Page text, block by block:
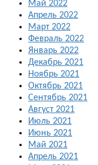
Май 2022
Апрель 2022
Март 2022
Февраль 2022
Январь 2022
Декабрь 2021
Ноябрь 2021
Октябрь 2021
Сентябрь 2021
Август 2021
Июль 2021
Июнь 2021
Май 2021
Апрель 2021